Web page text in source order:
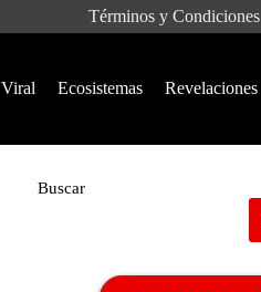
Términos y Condiciones
Viral Ecosistemas Revelaciones
Buscar